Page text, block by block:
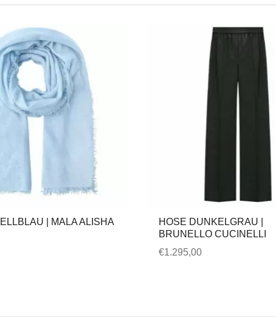
| MALA ALISHA
HOSE DUNKELGRAU |
BRUNELLO CUCINELLI
€1.295,00